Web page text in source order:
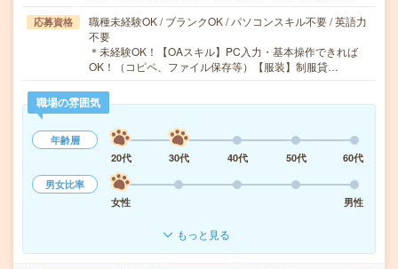
応募資格
職種未経験OK / ブランクOK / パソコンスキル不要 / 英語力
不要
＊未経験OK！【OAスキル】PC入力・基本操作できれば
OK！（コピペ、ファイル保存等）【服装】制服貸…
職場の雰囲気
年齢層
20代
30代 40代 50代
60代
男女比率
女性
男性
もっと見る